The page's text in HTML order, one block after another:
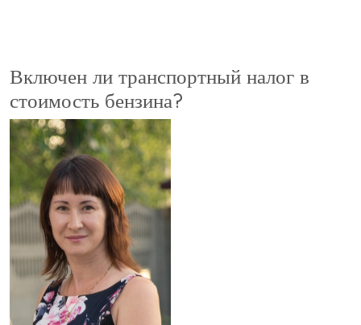
Включен ли транспортный налог в
стоимость бензина?